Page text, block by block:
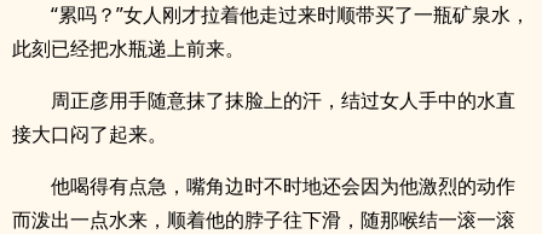
“累吗？”女人刚才拉着他走过来时顺带买了一瓶矿泉水，
此刻已经把水瓶递上前来。
周正彦用手随意抹了抹脸上的汗，结过女人手中的水直
接大口闷了起来。
他喝得有点急，嘴角边时不时地还会因为他激烈的动作
而泼出一点水来，顺着他的脖子往下滑，随那喉结一滚一滚